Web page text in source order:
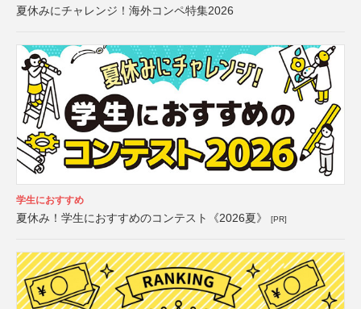
夏休みにチャレンジ！海外コンペ特集2026
学生におすすめ
夏休み！学生におすすめのコンテスト《2026夏》 [PR]